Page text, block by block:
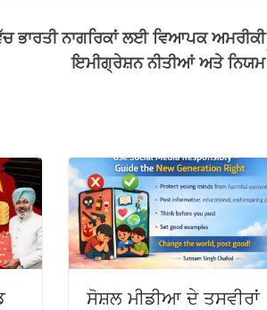
ਭਾਰਤੀ ਨਾਗਰਿਕਾਂ ਲਈ ਵਿਆਪਕ ਅਮਰੀਕੀ
ਇਮੀਗ੍ਰੇਸ਼ਨ ਨੀਤੀਆਂ ਅਤੇ ਨਿਯਮ
ਸੋਸ਼ਲ ਮੀਡੀਆ ਦੇ ਤਸਵੀਰਾਂ